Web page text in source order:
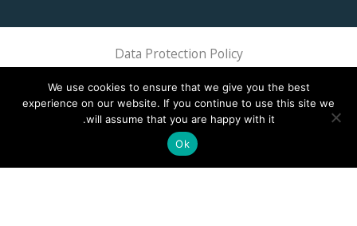
Data Protection Policy
We use cookies to ensure that we give you the best
experience on our website. If you continue to use this site we
will assume that you are happy with it.
Ok